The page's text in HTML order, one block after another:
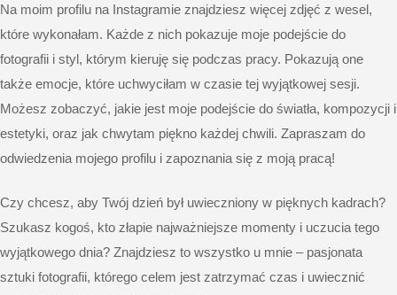
Na moim profilu na Instagramie znajdziesz więcej zdjęć z wesel,
które wykonałam. Każde z nich pokazuje moje podejście do
fotografii i styl, którym kieruję się podczas pracy. Pokazują one
także emocje, które uchwyciłam w czasie tej wyjątkowej sesji.
Możesz zobaczyć, jakie jest moje podejście do światła, kompozycji i
estetyki, oraz jak chwytam piękno każdej chwili. Zapraszam do
odwiedzenia mojego profilu i zapoznania się z moją pracą!
Czy chcesz, aby Twój dzień był uwieczniony w pięknych kadrach?
Szukasz kogoś, kto złapie najważniejsze momenty i uczucia tego
wyjątkowego dnia? Znajdziesz to wszystko u mnie – pasjonata
sztuki fotografii, którego celem jest zatrzymać czas i uwiecznić